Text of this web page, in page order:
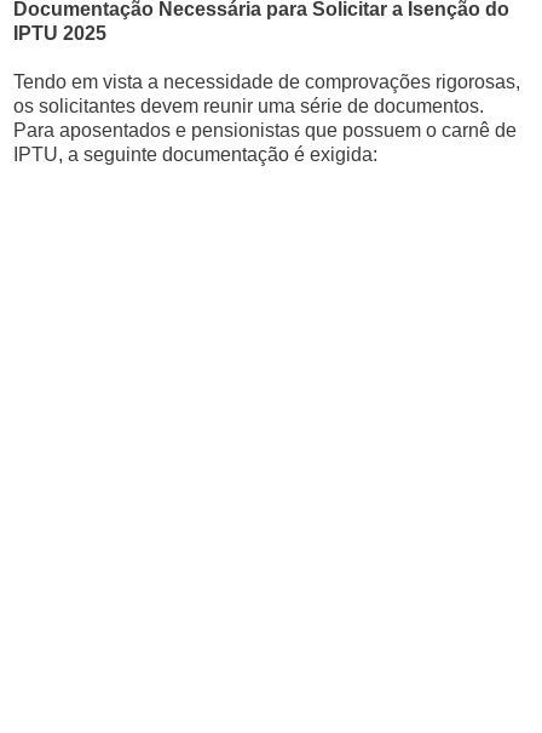
Documentação Necessária para Solicitar a Isenção do
IPTU 2025
Tendo em vista a necessidade de comprovações rigorosas,
os solicitantes devem reunir uma série de documentos.
Para aposentados e pensionistas que possuem o carnê de
IPTU, a seguinte documentação é exigida: